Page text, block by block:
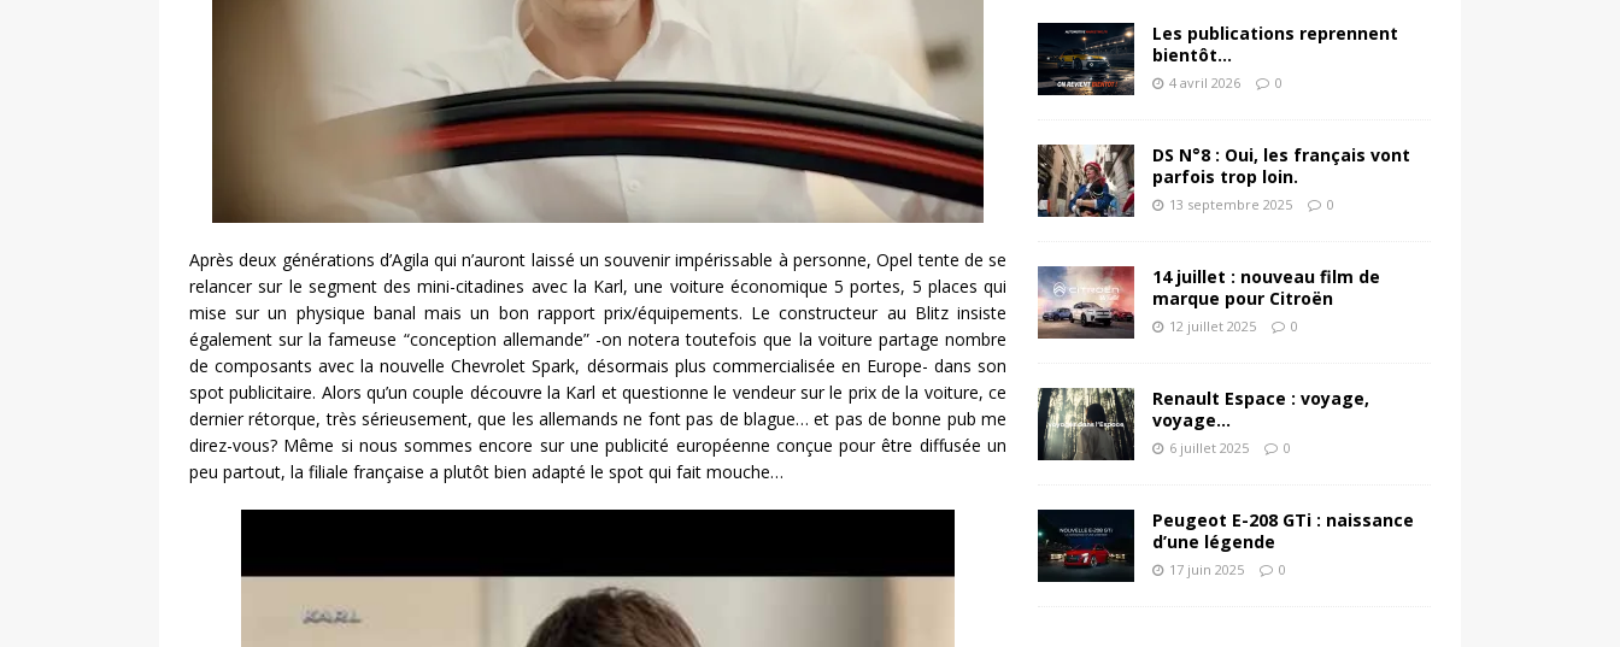
Après deux générations d’Agila qui n’auront laissé un souvenir impérissable à personne, Opel tente de se
relancer sur le segment des mini-citadines avec la Karl, une voiture économique 5 portes, 5 places qui
mise sur un physique banal mais un bon rapport prix/équipements. Le constructeur au Blitz insiste
également sur la fameuse “conception allemande” -on notera toutefois que la voiture partage nombre
de composants avec la nouvelle Chevrolet Spark, désormais plus commercialisée en Europe- dans son
spot publicitaire. Alors qu’un couple découvre la Karl et questionne le vendeur sur le prix de la voiture, ce
dernier rétorque, très sérieusement, que les allemands ne font pas de blague… et pas de bonne pub me
direz-vous? Même si nous sommes encore sur une publicité européenne conçue pour être diffusée un
peu partout, la filiale française a plutôt bien adapté le spot qui fait mouche…
Les publications reprennent
bientôt…
4 avril 2026 0
DS N°8 : Oui, les français vont
parfois trop loin.
13 septembre 2025 0
14 juillet : nouveau film de
marque pour Citroën
12 juillet 2025 0
Renault Espace : voyage,
voyage…
6 juillet 2025 0
Peugeot E-208 GTi : naissance
d’une légende
17 juin 2025 0